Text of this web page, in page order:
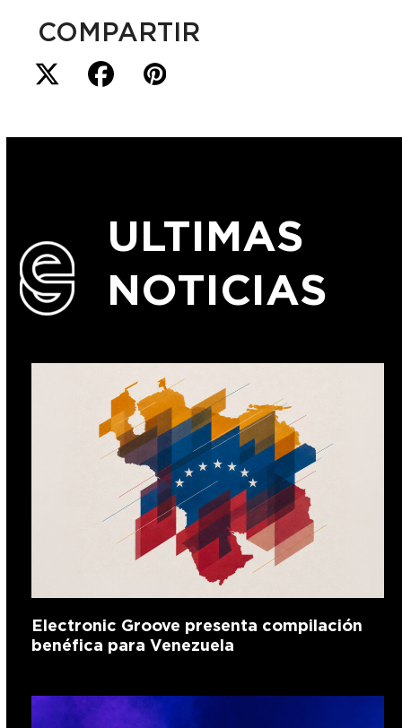
COMPARTIR
ULTIMAS
NOTICIAS
Electronic Groove presenta compilación
benéfica para Venezuela